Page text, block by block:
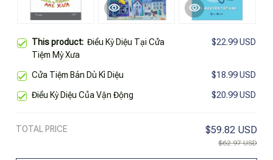
This product: Điều Kỳ Diệu Tại Cửa
Tiệm Mỳ Xưa
$22.99 USD
Cửa Tiệm Bán Dù Kì Diệu $18.99 USD
Điều Kỳ Diệu Của Vận Động $20.99 USD
TOTAL PRICE $59.82 USD
$62.97 USD